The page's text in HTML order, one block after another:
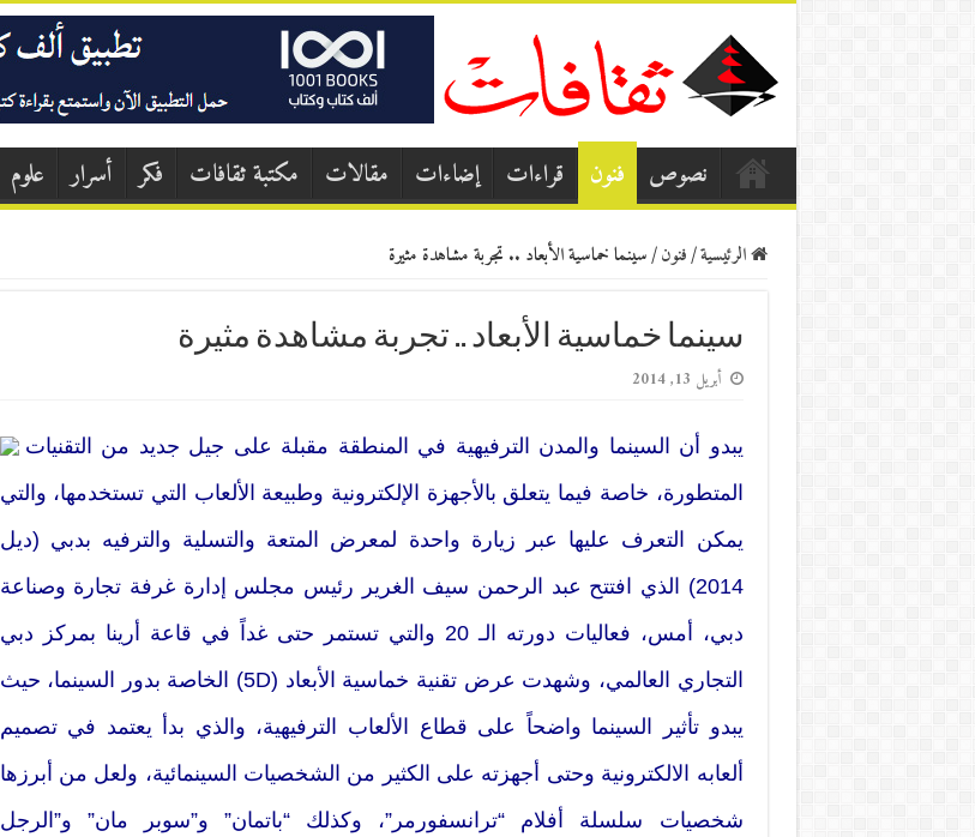
نصوص فنون قراءات إضاءات مقالات مكتبة ثقافات فكر أسرار علوم
الرئيسية/فنون/سينما خماسية الأبعاد .. تجربة مشاهدة مثيرة
سينما خماسية الأبعاد .. تجربة مشاهدة مثيرة
أبريل 13, 2014
يبدو أن السينما والمدن الترفيهية في المنطقة مقبلة على جيل جديد من التقنيات
المتطورة، خاصة فيما يتعلق بالأجهزة الإلكترونية وطبيعة الألعاب التي تستخدمها، والتي
يمكن التعرف عليها عبر زيارة واحدة لمعرض المتعة والتسلية والترفيه بدبي (ديل
2014) الذي افتتح عبد الرحمن سيف الغرير رئيس مجلس إدارة غرفة تجارة وصناعة
دبي، أمس، فعاليات دورته الـ 20 والتي تستمر حتى غداً في قاعة أرينا بمركز دبي
التجاري العالمي، وشهدت عرض تقنية خماسية الأبعاد (5D) الخاصة بدور السينما، حيث
يبدو تأثير السينما واضحاً على قطاع الألعاب الترفيهية، والذي بدأ يعتمد في تصميم
ألعابه الالكترونية وحتى أجهزته على الكثير من الشخصيات السينمائية، ولعل من أبرزها
شخصيات سلسلة أفلام “ترانسفورمر”، وكذلك “باتمان” و”سوبر مان” و”الرجل